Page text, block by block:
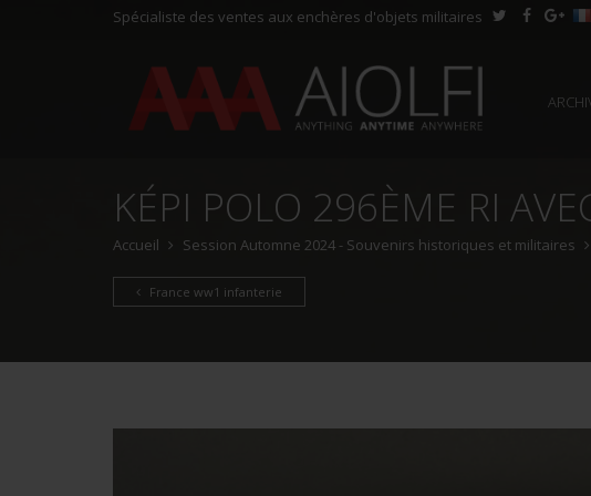
Spécialiste des ventes aux enchères d'objets militaires
KÉPI POLO 296ÈME RI
Accueil Session Automne 2024 - Souvenirs historiques et militaires
France ww1 infanterie